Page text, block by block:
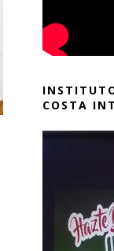
COSTA